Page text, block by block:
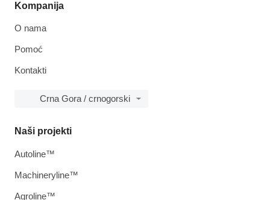
Kompanija
O nama
Pomoć
Kontakti
Crna Gora / crnogorski
Naši projekti
Autoline™
Machineryline™
Agroline™